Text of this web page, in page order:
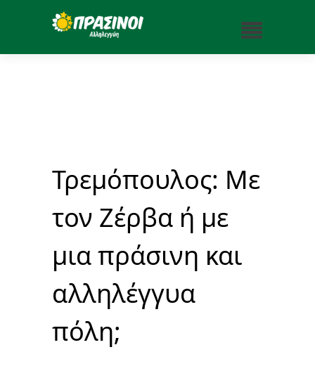
Τρεμόπουλος: Με
τον Ζέρβα ή με
μια πράσινη και
αλληλέγγυα
πόλη;